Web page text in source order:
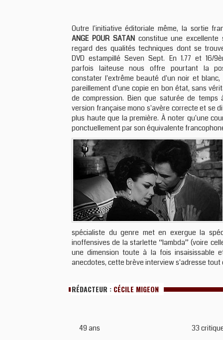
Outre l'initiative éditoriale même, la sortie
ANGE POUR SATANconstitue une excellente
regard des qualités techniques dont se
DVD estampillé Seven Sept. En 1.77 et 16/
parfois laiteuse nous offre pourtant la
constater l'extrême beauté d'un noir et
pareillement d'une copie en bon état, sans
de compression. Bien que saturée de temps
version française mono s'avère correcte et se
plus haute que la première. À noter qu'une
ponctuellement par son équivalente
spécialiste du genre met en exergue la
inoffensives de la starlette “lambda” (voire
une dimension toute à la fois insaisissable
anecdotes, cette brève interview s'adresse tout
RÉDACTEUR : CÉCILE MIGEON
49 ans 33